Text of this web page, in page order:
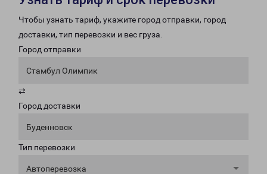
Чтобы узнать тариф, укажите город отправки, город
доставки, тип перевозки и вес груза.
Город отправки
Стамбул Олимпик
⇄
Город доставки
Буденновск
Тип перевозки
Автоперевозка